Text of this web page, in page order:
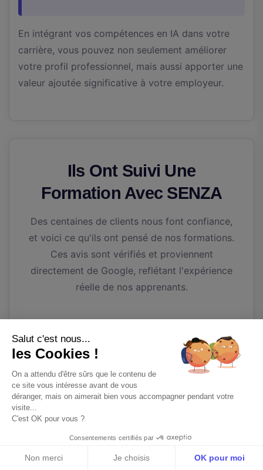
En intégrant vos compétences en IA dans votre
carrière, vous pouvez non seulement améliorer
votre profil professionnel, mais aussi apporter une
valeur ajoutée significative à votre employeur.
Ils Ont Suivi Une
Formation Avec SENZA
Des centaines de clients nous font confiance,
et voici ce qu'ils ont pensé de nos formations.
Ces avis sont vérifiés et proviennent
directement de Google, reflétant l'expérience
réelle de nos apprenants.
Autres articles similaires
Salut c'est nous...
les Cookies !
On a attendu d'être sûrs que le contenu de
ce site vous intéresse avant de vous
déranger, mais on aimerait bien vous accompagner pendant votre
visite...
C'est OK pour vous ?
Consentements certifiés par
Non merci Je choisis OK pour moi